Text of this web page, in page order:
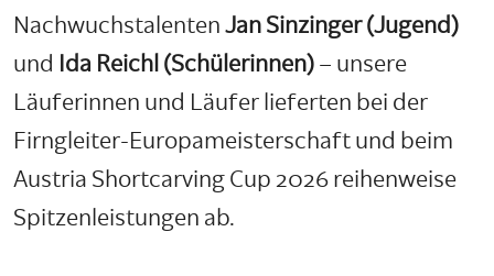
Nachwuchstalenten Jan Sinzinger (Jugend)
und
Ida Reichl (Schülerinnen) – unsere
Läuferinnen und Läufer lieferten bei der
Firngleiter-Europameisterschaft und beim
Austria Shortcarving Cup 2026 reihenweise
Spitzenleistungen ab.